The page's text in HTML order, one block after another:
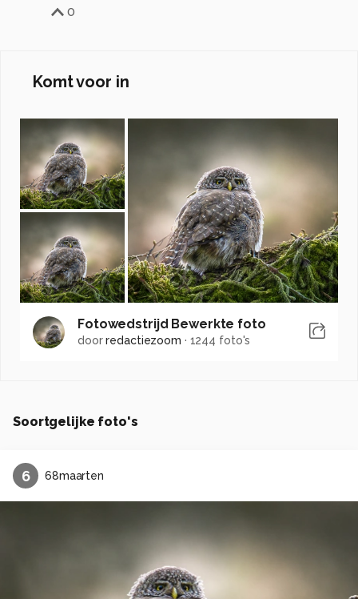
0
Komt voor in
Fotowedstrijd Bewerkte foto
doorredactiezoom · 1244 foto's
Soortgelijke foto's
6 68maarten